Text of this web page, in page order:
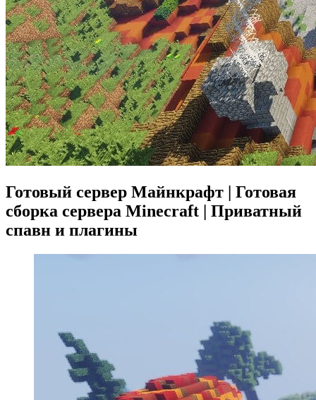
Готовый сервер Майнкрафт | Готовая
сборка сервера Minecraft | Приватный
спавн и плагины